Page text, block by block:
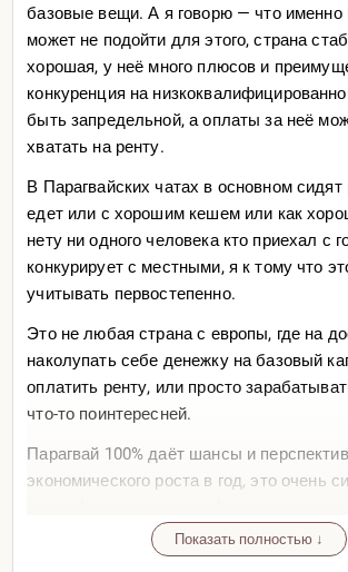
базовые вещи. А я говорю — что именно
может не подойти для этого, страна
хорошая, у неё много плюсов и
конкуренция на
быть запредельной, а оплаты за неё
хватать на ренту.
В Парагвайских чатах в основном сидят
едет или с хорошим кешем или как
нету ни одного человека кто приехал с
конкурирует с местными, я к тому что
учитывать первостепенно.
Это не любая страна с европы, где на
наколупать себе денежку на базовый
оплатить ренту, или просто
что-то поинтересней.
Парагвай 100% даёт шансы и
экономического роста в год, это очень
работы с 0, совсем не простая, она
(хотя внж дают легко, документы + 500
Показать полностью ↓